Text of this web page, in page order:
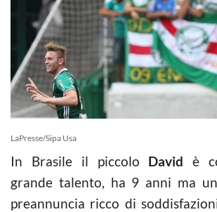
LaPresse/Sipa Usa
In Brasile il piccolo David è
grande talento, ha 9 anni ma
preannuncia ricco di